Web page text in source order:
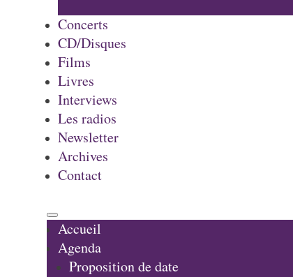
Concerts
CD/Disques
Films
Livres
Interviews
Les radios
Newsletter
Archives
Contact
Accueil
Agenda
Proposition de date